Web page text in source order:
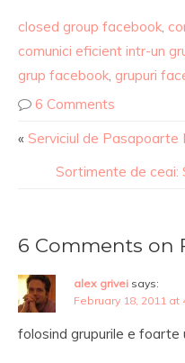
closed group facebook,
comunici eficient intr-un
grup facebook, grupuri
6 Comments
« Serviciul de Pasapoarte
Sortimente de ceai:
6 Comments on
alex grivei says:
February 18, 2011 at
folosind grupurile e foarte